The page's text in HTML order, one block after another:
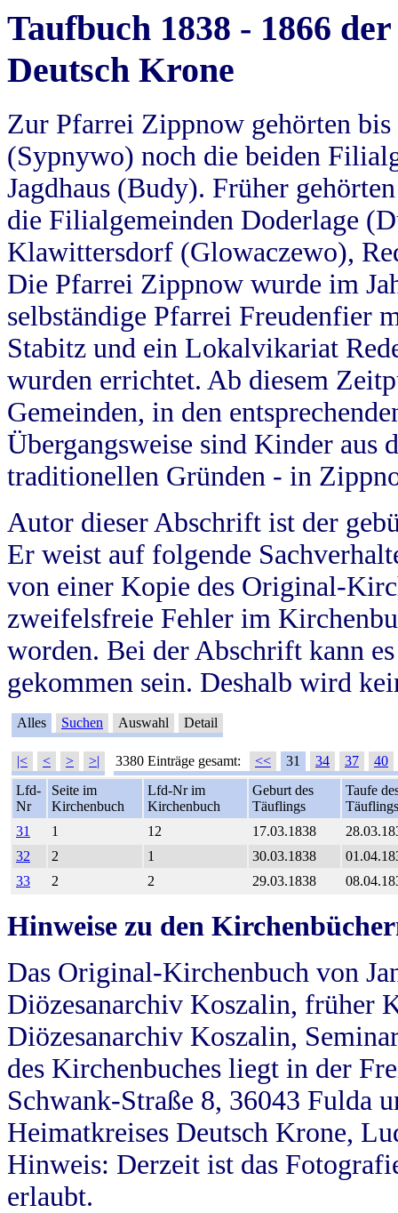
Taufbuch 1838 - 1866
Deutsch Krone
Zur Pfarrei Zippnow gehörten
(Sypnywo) noch die beiden
Jagdhaus (Budy). Früher
die Filialgemeinden Doderlage
Klawittersdorf (Glowaczewo),
Die Pfarrei Zippnow wurde im
selbständige Pfarrei Freudenfier
Stabitz und ein Lokalvikariat
wurden errichtet. Ab diesem
Gemeinden, in den
Übergangsweise sind Kinder aus
traditionellen Gründen - in
Autor dieser Abschrift ist der
Er weist auf folgende
von einer Kopie des Original-
zweifelsfreie Fehler im
worden. Bei der Abschrift kann
gekommen sein. Deshalb wird
Alles Suchen Auswahl Detail
|< < > >| 3380 Einträge gesamt: << 31 34 37
40
Lfd-
Nr
Seite im
Kirchenbuch
Lfd-Nr im
Kirchenbuch
Geburt des
Täuflings
Taufe
Täuflings
31
1 12 17.03.1838
32
2 1 30.03.1838
33
2 2 29.03.1838
Hinweise zu den
Das Original-Kirchenbuch von
Diözesanarchiv Koszalin, früher
Diözesanarchiv Koszalin,
des Kirchenbuches liegt in der
Schwank-Straße 8, 36043 Fulda
Heimatkreises Deutsch Krone,
Hinweis: Derzeit ist das
erlaubt.